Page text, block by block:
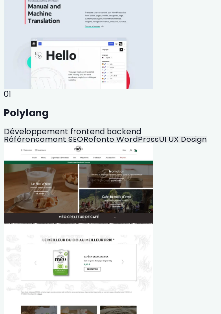
01
Polylang
Développement frontend backend
Référencement SEORefonte WordPressUI UX Design